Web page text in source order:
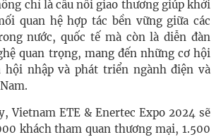
chỉ là cầu nối giao thương giúp khởi
quan hệ hợp tác bền vững giữa các
nước, quốc tế mà còn là diễn đàn
quan trọng, mang đến những cơ hội
nhập và phát triển ngành điện và
Vietnam ETE & Enertec Expo 2024 sẽ
khách tham quan thương mại, 1.500